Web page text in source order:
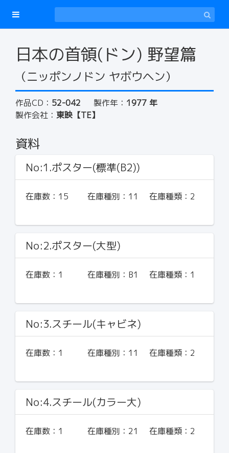
日本の首領(ドン) 野望篇
（ニッポンノドン ヤボウヘン）
作品CD： 52-042 製作年： 1977 年
製作会社： 東映【TE】
資料
No:1.ポスター(標準(B2))
在庫数： 15 在庫種別： 11 在庫種類： 2
No:2.ポスター(大型)
在庫数： 1 在庫種別： B1 在庫種類： 1
No:3.スチール(キャビネ)
在庫数： 1 在庫種別： 11 在庫種類： 2
No:4.スチール(カラー大)
在庫数： 1 在庫種別： 21 在庫種類： 2